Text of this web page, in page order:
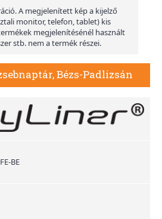
A megjelenített kép a kijelző
monitor, telefon, tablet) kis
megjelenítésénél használt
stb. nem a termék részei.
Bézs-Padlizsán
BE